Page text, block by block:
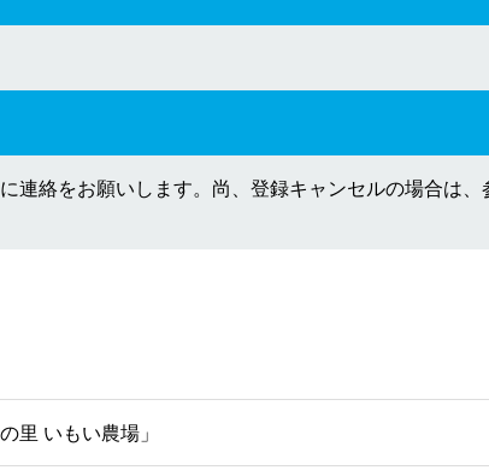
連絡をお願いします。尚、登録キャンセルの場合は
里 いもい農場」